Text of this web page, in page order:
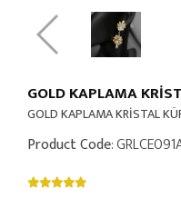
GOLD KAPLAMA
GOLD KAPLAMA KRİSTAL
Product Code: